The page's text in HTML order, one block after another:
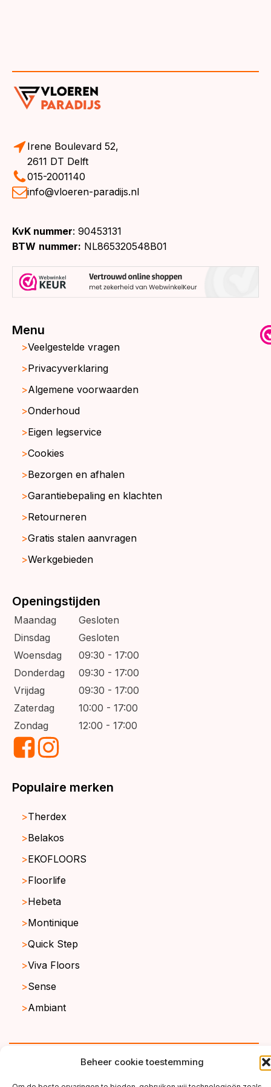
Beheer cookie toestemming
Irene Boulevard 52,
2611 DT Delft
015-2001140
info@vloeren-paradijs.nl
KvK nummer: 90453131
BTW nummer: NL865320548B01
Menu
Veelgestelde vragen
Privacyverklaring
Algemene voorwaarden
Onderhoud
Eigen legservice
Cookies
Bezorgen en afhalen
Garantiebepaling en klachten
Retourneren
Gratis stalen aanvragen
Werkgebieden
Openingstijden
Maandag
Gesloten
Dinsdag
Gesloten
Woensdag
09:30 - 17:00
Donderdag
09:30 - 17:00
Vrijdag
09:30 - 17:00
Zaterdag
10:00 - 17:00
Zondag
12:00 - 17:00
Populaire merken
Therdex
Belakos
EKOFLOORS
Floorlife
Hebeta
Montinique
Quick Step
Viva Floors
Sense
Ambiant